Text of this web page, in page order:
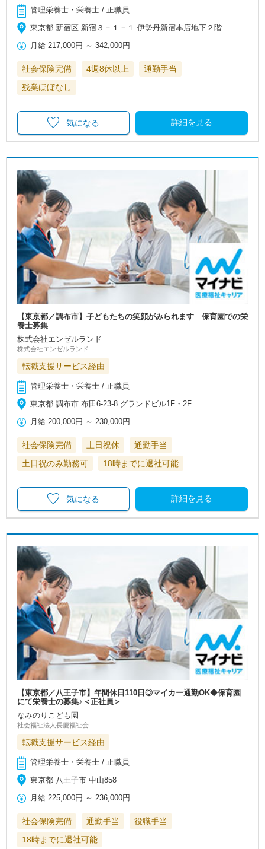
管理栄養士・栄養士 / 正職員
東京都 新宿区 新宿３－１－１ 伊勢丹新宿本店地下２階
月給 217,000円 ～342,000円
社会保険完備 4週8休以上
通勤手当
残業ほぼなし
詳細を見る
気になる
【東京都／調布市】子どもたちの笑顔がみられます 保育園での栄
養士募集
株式会社エンゼルランド
株式会社エンゼルランド
転職支援サービス経由
管理栄養士・栄養士 / 正職員
東京都 調布市 布田6-23-8 グランドビル1F・2F
月給 200,000円 ～ 230,000円
社会保険完備 土日祝休
通勤手当
土日祝のみ勤務可
18時までに退社可能
詳細を見る
気になる
【東京都／八王子市】年間休日110日◎マイカー通勤OK◆保育園
にて栄養士の募集♪＜正社員＞
なみのりこども園
社会福祉法人長慶福祉会
転職支援サービス経由
管理栄養士・栄養士 / 正職員
東京都 八王子市 中山858
月給 225,000円 ～236,000円
社会保険完備 通勤手当
役職手当
18時までに退社可能